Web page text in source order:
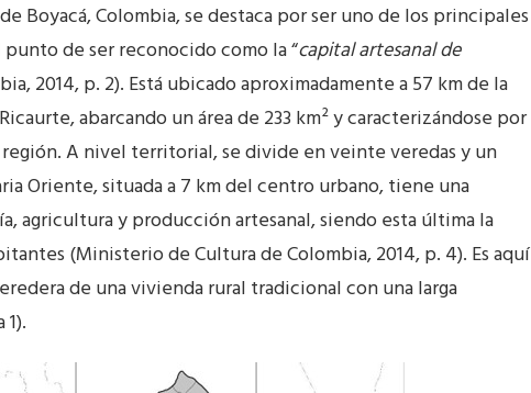
Boyacá, Colombia, se destaca por ser uno de los principales
de ser reconocido como la “capital artesanal de
2014, p. 2). Está ubicado aproximadamente a 57 km de la
abarcando un área de 233 km² y caracterizándose por
A nivel territorial, se divide en veinte veredas y un
Oriente, situada a 7 km del centro urbano, tiene una
agricultura y producción artesanal, siendo esta última la
(Ministerio de Cultura de Colombia, 2014, p. 4). Es aquí
de una vivienda rural tradicional con una larga